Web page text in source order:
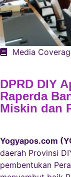
Media
DPRD DIY
Raperda
Miskin dan
Yogyapos.com
daerah Provinsi
pembentukan